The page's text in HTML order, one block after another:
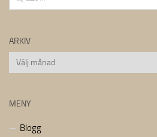
efter:
ARKIV
Arkiv
MENY
Blogg